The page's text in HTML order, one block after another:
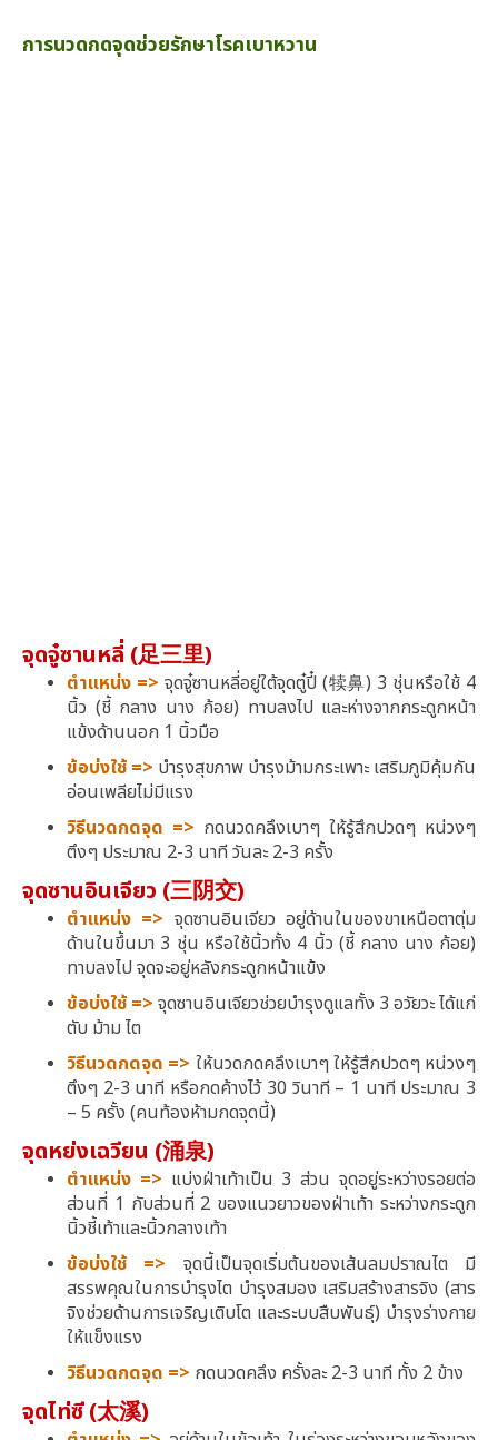
การนวดกดจุดช่วยรักษาโรคเบาหวาน
จุดจู๋ซานหลี่ (足三里)
ตำแหน่ง => จุดจู๋ซานหลี่อยู่ใต้จุดตู๋ปี๋ (犊鼻) 3 ชุ่นหรือใช้ 4
นิ้ว (ชี้ กลาง นาง ก้อย) ทาบลงไป และห่างจากกระดูกหน้า
แข้งด้านนอก 1 นิ้วมือ
ข้อบ่งใช้ => บำรุงสุขภาพ บำรุงม้ามกระเพาะ เสริมภูมิคุ้มกัน
อ่อนเพลียไม่มีแรง
วิธีนวดกดจุด => กดนวดคลึงเบาๆ ให้รู้สึกปวดๆ หน่วงๆ
ตึงๆ ประมาณ 2-3 นาที วันละ 2-3 ครั้ง
จุดซานอินเจียว (三阴交)
ตำแหน่ง => จุดซานอินเจียว อยู่ด้านในของขาเหนือตาตุ่ม
ด้านในขึ้นมา 3 ชุ่น หรือใช้นิ้วทั้ง 4 นิ้ว (ชี้ กลาง นาง ก้อย)
ทาบลงไป จุดจะอยู่หลังกระดูกหน้าแข้ง
ข้อบ่งใช้ => จุดซานอินเจียวช่วยบำรุงดูแลทั้ง 3 อวัยวะ ได้แก่
ตับ ม้าม ไต
วิธีนวดกดจุด => ให้นวดกดคลึงเบาๆ ให้รู้สึกปวดๆ หน่วงๆ
ตึงๆ 2-3 นาที หรือกดค้างไว้ 30 วินาที – 1 นาที ประมาณ 3
– 5 ครั้ง (คนท้องห้ามกดจุดนี้)
จุดหย่งเฉวียน (涌泉)
ตำแหน่ง => แบ่งฝ่าเท้าเป็น 3 ส่วน จุดอยู่ระหว่างรอยต่อ
ส่วนที่ 1 กับส่วนที่ 2 ของแนวยาวของฝ่าเท้า ระหว่างกระดูก
นิ้วชี้เท้าและนิ้วกลางเท้า
ข้อบ่งใช้ => จุดนี้เป็นจุดเริ่มต้นของเส้นลมปราณไต มี
สรรพคุณในการบำรุงไต บำรุงสมอง เสริมสร้างสารจิง (สาร
จิงช่วยด้านการเจริญเติบโต และระบบสืบพันธุ์) บำรุงร่างกาย
ให้แข็งแรง
วิธีนวดกดจุด => กดนวดคลึง ครั้งละ 2-3 นาที ทั้ง 2 ข้าง
จุดไท่ซี (太溪)